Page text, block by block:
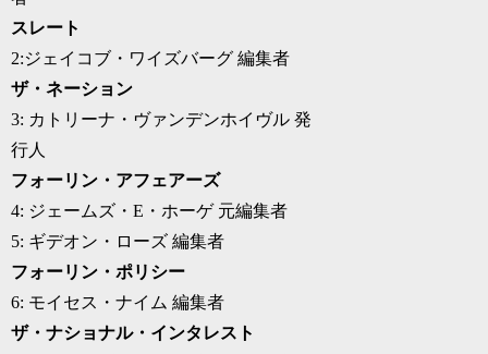
スレート
2:ジェイコブ・ワイズバーグ 編集者
ザ・ネーション
3: カトリーナ・ヴァンデンホイヴル 発
行人
フォーリン・アフェアーズ
4: ジェームズ・E・ホーゲ 元編集者
5: ギデオン・ローズ 編集者
フォーリン・ポリシー
6: モイセス・ナイム 編集者
ザ・ナショナル・インタレスト